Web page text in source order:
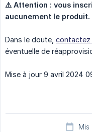
⚠️ Attention : vous
aucunement le produit.
Dans le doute, contactez
éventuelle de
Mise à jour 9 avril 2024
Mis